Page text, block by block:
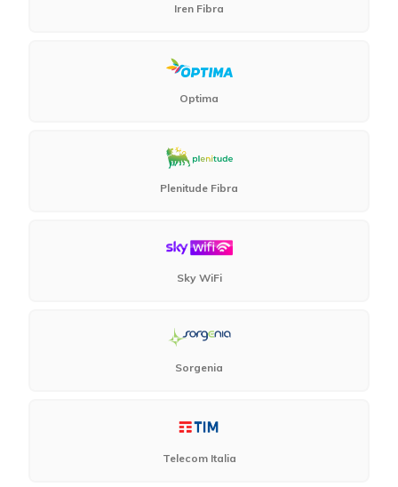
Iren Fibra
Optima
Plenitude Fibra
Sky WiFi
Sorgenia
Telecom Italia